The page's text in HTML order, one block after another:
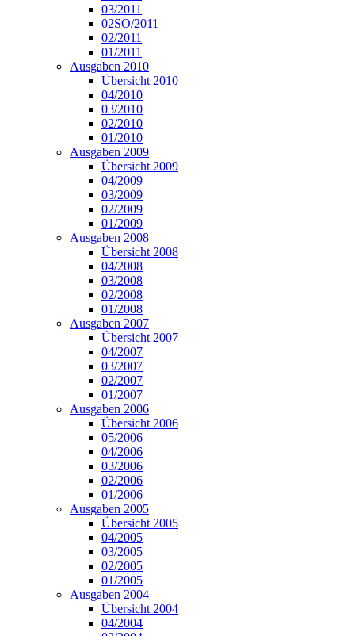
03/2011
02SO/2011
02/2011
01/2011
Ausgaben 2010
Übersicht 2010
04/2010
03/2010
02/2010
01/2010
Ausgaben 2009
Übersicht 2009
04/2009
03/2009
02/2009
01/2009
Ausgaben 2008
Übersicht 2008
04/2008
03/2008
02/2008
01/2008
Ausgaben 2007
Übersicht 2007
04/2007
03/2007
02/2007
01/2007
Ausgaben 2006
Übersicht 2006
05/2006
04/2006
03/2006
02/2006
01/2006
Ausgaben 2005
Übersicht 2005
04/2005
03/2005
02/2005
01/2005
Ausgaben 2004
Übersicht 2004
04/2004